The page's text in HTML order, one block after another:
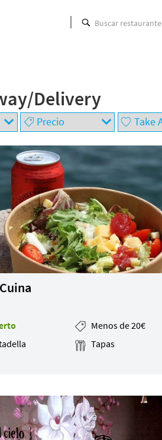
Buscar restaurante
Delivery
Menos de 20€
Tapas